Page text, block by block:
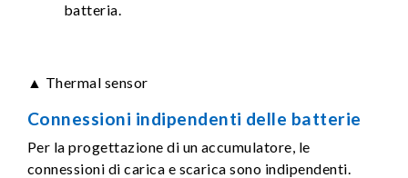
batteria.
▲ Thermal sensor
Connessioni indipendenti delle batterie
Per la progettazione di un accumulatore, le
connessioni di carica e scarica sono indipendenti.